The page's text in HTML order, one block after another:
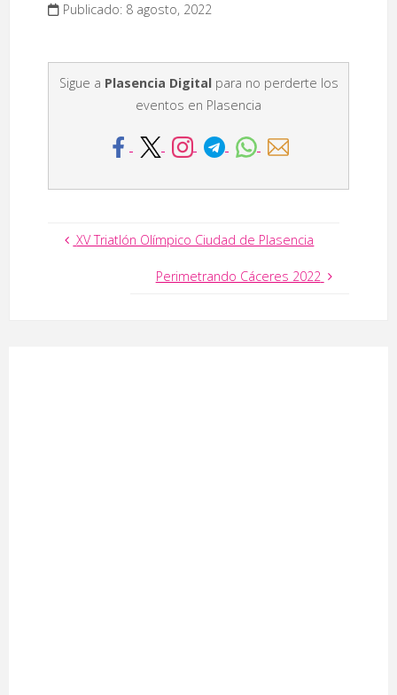
Publicado: 8 agosto, 2022
Sigue a Plasencia Digitalpara no perderte los
eventos en Plasencia
XV Triatlón Olímpico Ciudad de Plasencia
Perimetrando Cáceres 2022